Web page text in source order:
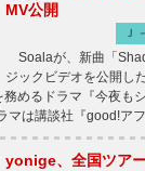
MV公開
Ｊ
Soalaが、新曲「
ジックビデオを公開
めるドラマ『今夜も
マは講談社『good!ア
yonige、全国ツア